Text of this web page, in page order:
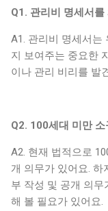
Q1. 관리비 명세서
A1. 관리비 명세서는
지 보여주는 중요한
이나 관리 비리를 발
Q2. 100세대 미만
A2. 현재 법적으로
개 의무가 있어요.
부 작성 및 공개 의무
해 볼 필요가 있어요.